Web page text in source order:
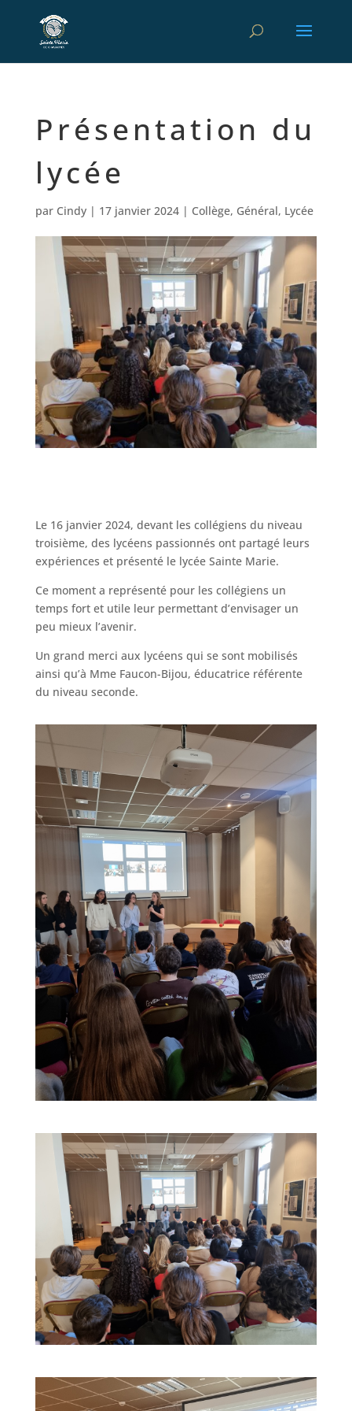
Présentation du
lycée
par Cindy| 17 janvier 2024| Collège, Général, Lycée
Le 16 janvier 2024, devant les collégiens du niveau
troisième, des lycéens passionnés ont partagé leurs
expériences et présenté le lycée Sainte Marie.
Ce moment a représenté pour les collégiens un
temps fort et utile leur permettant d’envisager un
peu mieux l’avenir.
Un grand merci aux lycéens qui se sont mobilisés
ainsi qu’à Mme Faucon-Bijou, éducatrice référente
du niveau seconde.